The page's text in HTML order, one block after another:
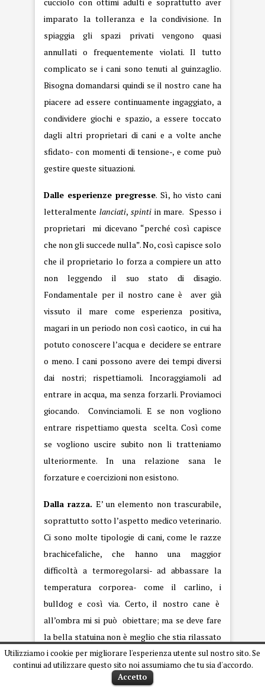
imparato la tolleranza e la condivisione. In
spiaggia gli spazi privati vengono quasi
annullati o frequentemente violati. Il tutto
complicato se i cani sono tenuti al guinzaglio.
Bisogna domandarsi quindi se il nostro cane ha
piacere ad essere continuamente ingaggiato, a
condividere giochi e spazio, a essere toccato
dagli altri proprietari di cani e a volte anche
sfidato- con momenti di tensione-, e come può
gestire queste situazioni.
Dalle esperienze pregresse. Sì, ho visto cani
letteralmente lanciati, spintiin mare. Spesso i
proprietari mi dicevano “perché così capisce
che non gli succede nulla”. No, così capisce solo
che il proprietario lo forza a compiere un atto
non leggendo il suo stato di disagio.
Fondamentale per il nostro cane è aver già
vissuto il mare come esperienza positiva,
magari in un periodo non così caotico, in cui ha
potuto conoscere l’acqua e decidere se entrare
o meno. I cani possono avere dei tempi diversi
dai nostri; rispettiamoli. Incoraggiamoli ad
entrare in acqua, ma senza forzarli. Proviamoci
giocando. Convinciamoli. E se non vogliono
entrare rispettiamo questa scelta. Così come
se vogliono uscire subito non li tratteniamo
ulteriormente. In una relazione sana le
forzature e coercizioni non esistono.
Dalla razza. E’ un elemento non trascurabile,
soprattutto sotto l’aspetto medico veterinario.
Ci sono molte tipologie di cani, come le razze
brachicefaliche, che hanno una maggior
difficoltà a termoregolarsi- ad abbassare la
temperatura corporea- come il carlino, i
bulldog e così via. Certo, il nostro cane è
all’ombra mi si può obiettare; ma se deve fare
la bella statuina non è meglio che stia rilassato
a casa, al fresco, nei suoi spazi, giochi e luoghi di
calma? Discorso diverso quando si tratta di
Utilizziamo i cookie per migliorare l'esperienza utente sul nostro sito. Se
continui ad utilizzare questo sito noi assumiamo che tu sia d'accordo.
Accetto